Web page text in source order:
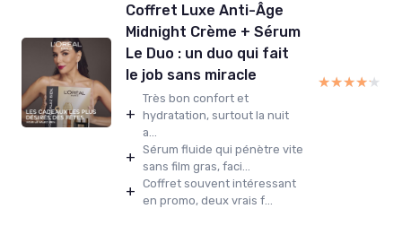
Coffret Luxe Anti-Âge
Midnight Crème + Sérum
Le Duo : un duo qui fait
le job sans miracle
+
Très bon confort et
hydratation, surtout la nuit
a...
+ Sérum fluide qui pénètre vite
sans film gras, faci...
+ Coffret souvent intéressant
en promo, deux vrais f...
★★★★★
★★★★★